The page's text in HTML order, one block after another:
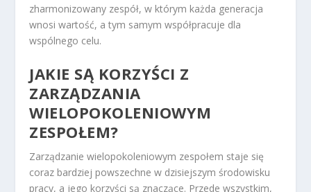
zharmonizowany zespół, w którym każda generacja
wnosi wartość, a tym samym współpracuje dla
wspólnego celu.
JAKIE SĄ KORZYŚCI Z
ZARZĄDZANIA
WIELOPOKOLENIOWYM
ZESPOŁEM?
Zarządzanie wielopokoleniowym zespołem staje się
coraz bardziej powszechne w dzisiejszym środowisku
pracy, a jego korzyści są znaczące. Przede wszystkim,